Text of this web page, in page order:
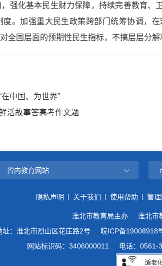
强化基本民生财力保障，持续完善教育
。加强重大民生政策跨部门统筹协调，
全国层面的预期性民生指标，不搞层层分解
中国、为世界”
活故事答高考作文题
省内教育网站
隐私声明 关于我们 使用帮助 管
淮北市教育局主办
淮北市
址：淮北市烈山区花庄路2号
皖ICP备19008918
网站标识码：3406000011
电话：0561-